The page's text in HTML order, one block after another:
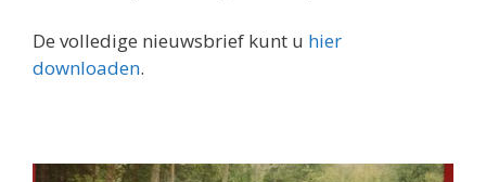
De volledige nieuwsbrief kunt u hier
downloaden.